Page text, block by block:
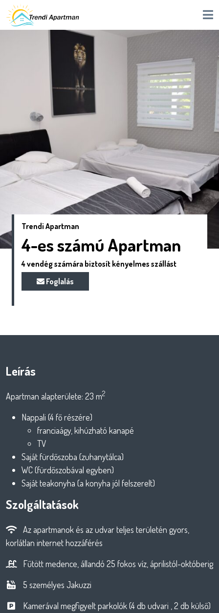
Trendi Apartman
4-es számú Apartman
4 vendég számára biztosít kényelmes szállást
Foglalás
Leírás
Apartman alapterülete: 23 m2
Nappali (4 fő részére)
franciaágy, kihúzható kanapé
TV
Saját fürdőszoba (zuhanytálca)
WC (fürdőszobával egyben)
Saját teakonyha (a konyha jól felszerelt)
Szolgáltatások
Az apartmanok és az udvar teljes területén gyors,
korlátlan internet hozzáférés
Fűtött medence, állandó 25 fokos víz, áprilistól-októberig
5 személyes Jakuzzi
Kamerával megfigyelt parkolók (4 db udvari , 2 db külső)